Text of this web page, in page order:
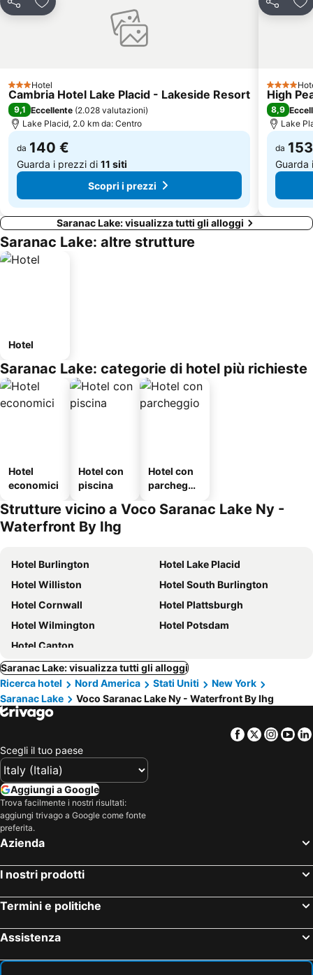
CondividiAggiungi ai preferiti
3 StelleHotel
Cambria Hotel Lake Placid - Lakeside Resort
9,1 Eccellente (2.028 valutazioni)
Lake Placid, 2.0 km da: Centro
da 140 €
Guarda i prezzi di 11 siti
Scopri i prezzi
Condividi
4 Stelle
High
8,9
Lake
da
Saranac Lake: visualizza tutti gli alloggi
Saranac Lake: altre strutture
Hotel
Saranac Lake: categorie di hotel più richieste
Hotel
economici
Hotel con
piscina
Hotel con
parcheggi
Strutture vicino a Voco Saranac Lake Ny -
Waterfront By Ihg
Hotel Burlington
Hotel Lake Placid
Hotel Williston
Hotel South Burlington
Hotel Cornwall
Hotel Plattsburgh
Hotel Wilmington
Hotel Potsdam
Hotel Canton
Saranac Lake: visualizza tutti gli alloggi
Ricerca hotel
Nord America Stati Uniti
New York
Saranac Lake
Voco Saranac Lake Ny - Waterfront By Ihg
Facebook
Twitter
Scegli il tuo paese
Aggiungi a Google
Trova facilmente i nostri risultati:
aggiungi trivago a Google come fonte
preferita.
Azienda
I nostri prodotti
Termini e politiche
Assistenza